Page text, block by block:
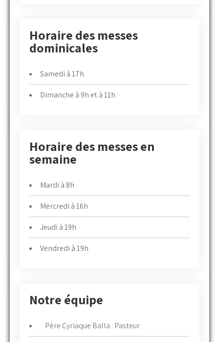
Horaire des messes
dominicales
Samedi à 17h
Dimanche à 9h et à 11h
Horaire des messes en
semaine
Mardi à 8h
Mercredi à 16h
Jeudi à 19h
Vendredi à 19h
Notre équipe
Père Cyriaque Balla : Pasteur